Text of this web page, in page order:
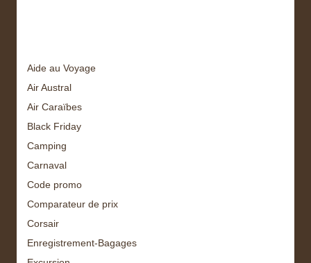
Aide au Voyage
Air Austral
Air Caraïbes
Black Friday
Camping
Carnaval
Code promo
Comparateur de prix
Corsair
Enregistrement-Bagages